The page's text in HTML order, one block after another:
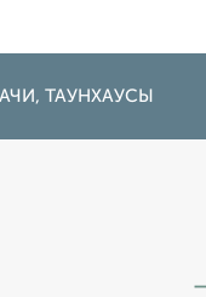
ТАУНХАУСЫ